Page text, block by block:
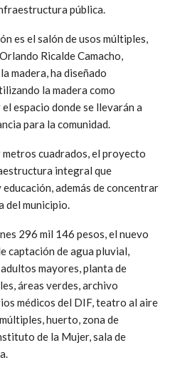
pública.
es el salón de usos múltiples,
Ricalde Camacho,
madera, ha diseñado
la madera como
espacio donde se llevarán a
para la comunidad.
metros cuadrados, el proyecto
integral que
además de concentrar
del municipio.
296 mil 146 pesos, el nuevo
captación de agua pluvial,
mayores, planta de
áreas verdes, archivo
médicos del DIF, teatro al aire
huerto, zona de
de la Mujer, sala de